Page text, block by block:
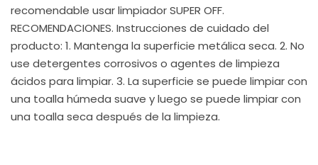
recomendable usar limpiador SUPER OFF.
RECOMENDACIONES. Instrucciones de cuidado del
producto: 1. Mantenga la superficie metálica seca. 2. No
use detergentes corrosivos o agentes de limpieza
ácidos para limpiar. 3. La superficie se puede limpiar con
una toalla húmeda suave y luego se puede limpiar con
una toalla seca después de la limpieza.